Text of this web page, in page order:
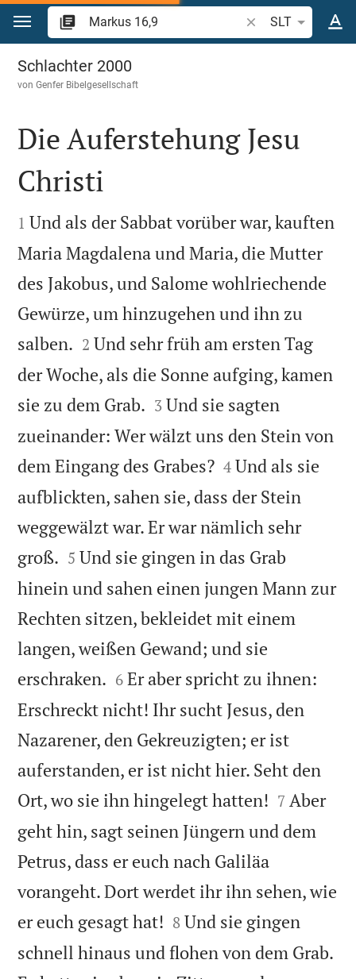
Zum Inhalt springen
Bibelstelle oder
SLT
Markus 16
Schlachter 2000
vonGenfer Bibelgesellschaft

Die Auferstehung Jesu
Christi

1 Und als der Sabbat vorüber war, kauften
Maria Magdalena und Maria, die Mutter
des Jakobus, und Salome wohlriechende
Gewürze, um hinzugehen und ihn zu
salben. 

2 Und sehr früh am ersten Tag
der Woche, als die Sonne aufging, kamen
sie zu dem Grab. 

3 Und sie sagten
zueinander: Wer wälzt uns den Stein von
dem Eingang des Grabes?
4 Und als sie
aufblickten, sahen sie, dass der Stein
weggewälzt war. Er war nämlich sehr
groß. 

5 Und sie gingen in das Grab
hinein und sahen einen jungen Mann zur
Rechten sitzen, bekleidet mit einem
langen, weißen Gewand; und sie
erschraken. 

6 Er aber spricht zu ihnen:
Erschreckt nicht! Ihr sucht Jesus, den
Nazarener, den Gekreuzigten; er ist
auferstanden, er ist nicht hier. Seht den
Ort, wo sie ihn hingelegt hatten! 

7 Aber
geht hin, sagt seinen Jüngern und dem
Petrus, dass er euch nach Galiläa
vorangeht. Dort werdet ihr ihn sehen, wie
er euch gesagt hat! 

8 Und sie gingen
schnell hinaus und flohen von dem Grab.